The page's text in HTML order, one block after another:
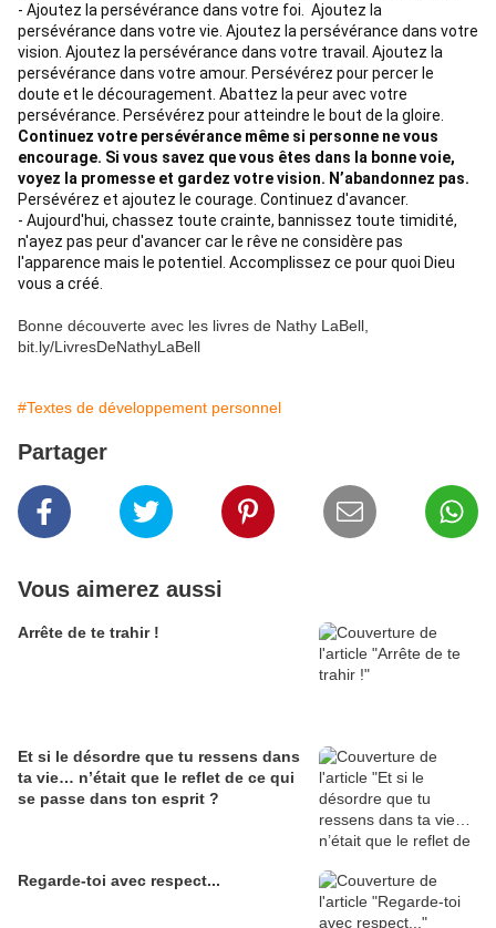
- Ajoutez la persévérance dans votre foi.
Ajoutez la
persévérance dans votre vie. Ajoutez la persévérance dans votre
vision. Ajoutez la persévérance dans votre travail.
Ajoutez la
persévérance dans votre amour. Persévérez pour percer le
doute et le découragement. Abattez la peur avec votre
persévérance. Persévérez pour atteindre le bout de la gloire.
Continuez votre persévérance même si personne ne vous
encourage. Si vous savez que vous êtes dans la bonne voie,
voyez la promesse et gardez votre vision.
Persévérez et ajoutez le courage. Continuez d'avancer.
- Aujourd'hui, chassez toute crainte, bannissez toute timidité,
n'ayez pas peur d'avancer car le rêve ne considère pas
l'apparence mais le potentiel.
Accomplissez ce pour quoi Dieu
vous a créé.
Bonne découverte avec les livres de Nathy LaBell,
bit.ly/LivresDeNathyLaBell
#Textes de développement personnel
Partager
Vous aimerez aussi
Arrête de te trahir !
Et si le désordre que tu ressens dans
ta vie… n’était que le reflet de ce qui
se passe dans ton esprit ?
Regarde-toi avec respect...